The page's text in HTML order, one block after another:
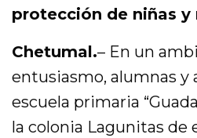
protección de niñas y
Chetumal.– En un
entusiasmo, alumnas y
escuela primaria
la colonia Lagunitas de